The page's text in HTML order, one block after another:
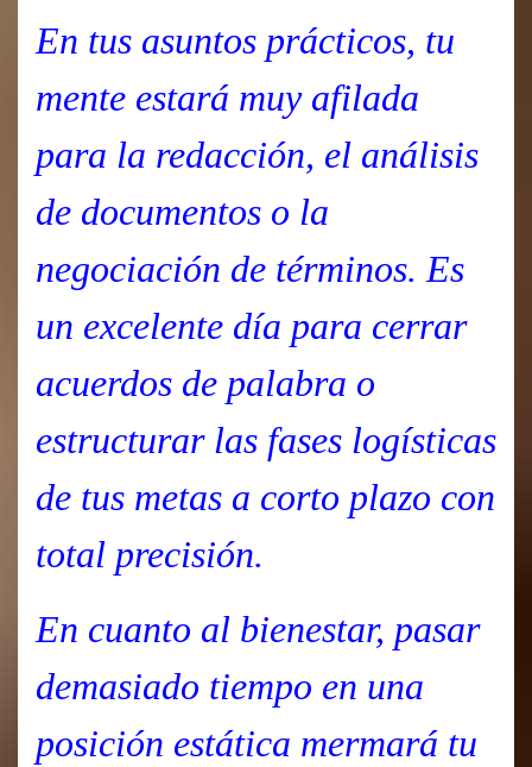
En tus asuntos prácticos, tu
mente estará muy afilada
para la redacción, el análisis
de documentos o la
negociación de términos. Es
un excelente día para cerrar
acuerdos de palabra o
estructurar las fases logísticas
de tus metas a corto plazo con
total precisión.
En cuanto al bienestar, pasar
demasiado tiempo en una
posición estática mermará tu